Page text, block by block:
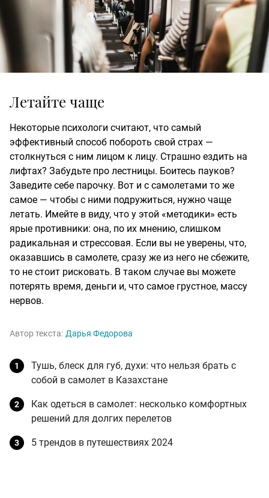
Летайте чаще
Некоторые психологи считают, что самый
эффективный способ побороть свой страх —
столкнуться с ним лицом к лицу. Страшно ездить на
лифтах? Забудьте про лестницы. Боитесь пауков?
Заведите себе парочку. Вот и с самолетами то же
самое — чтобы с ними подружиться, нужно чаще
летать. Имейте в виду, что у этой «методики» есть
ярые противники: она, по их мнению, слишком
радикальная и стрессовая. Если вы не уверены, что,
оказавшись в самолете, сразу же из него не сбежите,
то не стоит рисковать. В таком случае вы можете
потерять время, деньги и, что самое грустное, массу
нервов.
Автор текста: Дарья Федорова
Тушь, блеск для губ, духи: что нельзя брать с
собой в самолет в Казахстане
Как одеться в самолет: несколько комфортных
решений для долгих перелетов
5 трендов в путешествиях 2024